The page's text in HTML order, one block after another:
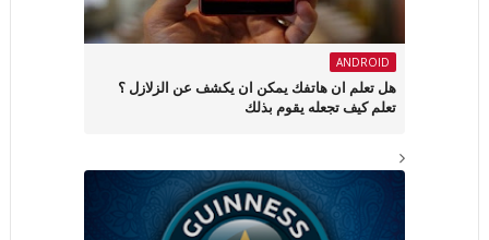
ANDROID
هل تعلم ان هاتفك يمكن ان يكشف عن الزلازل ؟
تعلم كيف تجعله يقوم بذلك